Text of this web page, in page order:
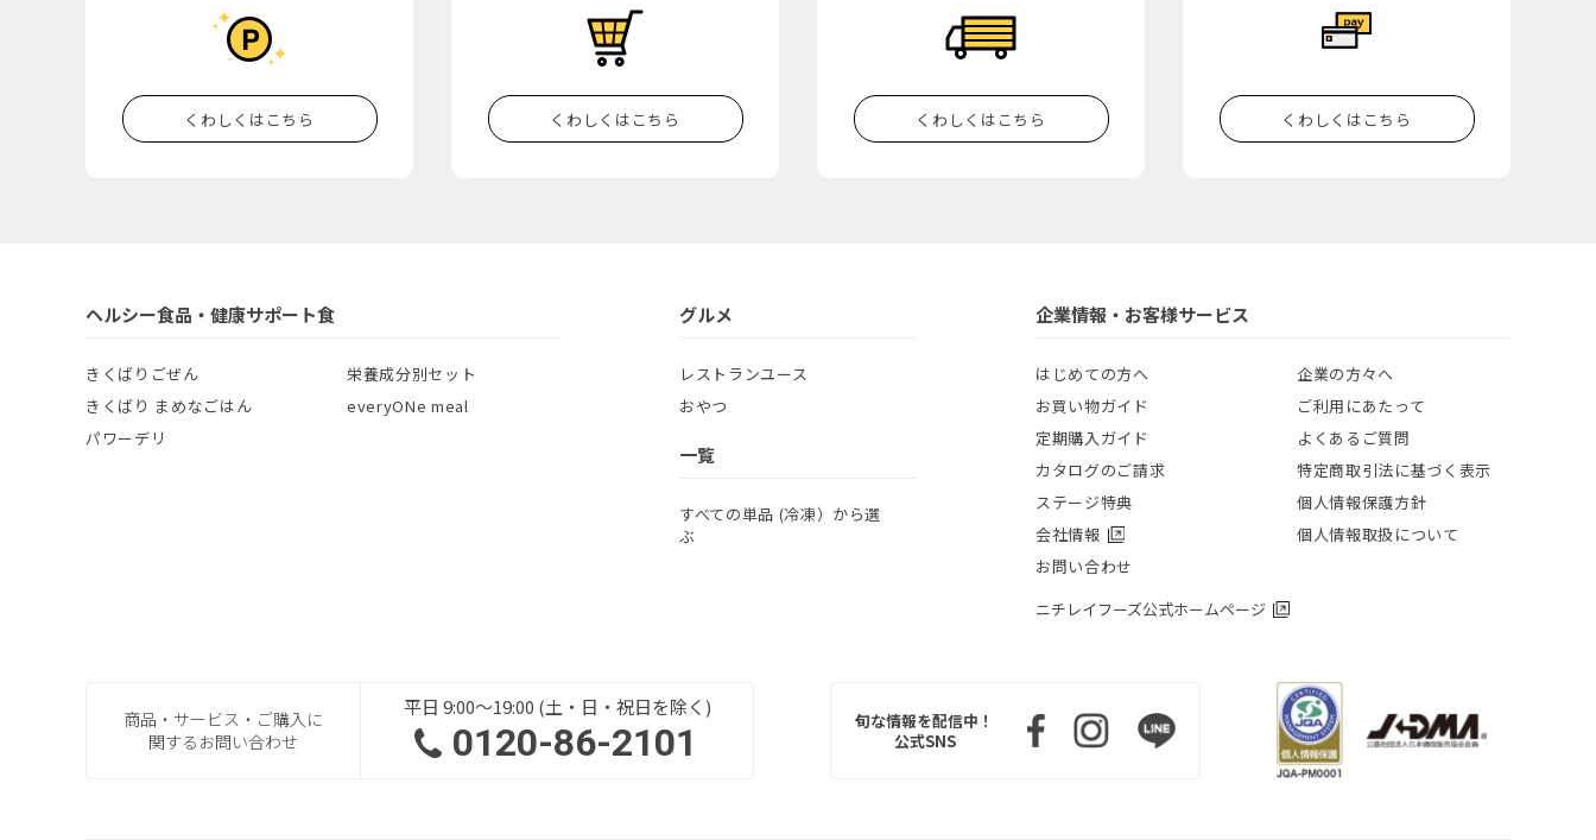
くわしくはこちら くわしくはこちら くわしくはこちら くわしくはこちら
ヘルシー食品・健康サポート食
きくばりごぜん
きくばり まめなごはん
パワーデリ
栄養成分別セット
everyONe meal
グルメ
レストランユース
おやつ
一覧
すべての単品 (冷凍）から選
ぶ
企業情報・お客様サービス
はじめての方へ
お買い物ガイド
定期購入ガイド
カタログのご請求
ステージ特典
会社情報
お問い合わせ
企業の方々へ
ご利用にあたって
よくあるご質問
特定商取引法に基づく表示
個人情報保護方針
個人情報取扱について
ニチレイフーズ公式ホームページ
商品・サービス・ご購入に
関するお問い合わせ
平日 9:00～19:00 (土・日・祝日を除く)
0120-86-2101
旬な情報を配信中！
公式SNS